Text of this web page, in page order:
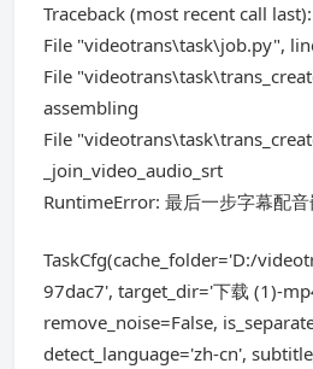
Traceback (most recent call last):
File "videotrans\task\job.py",
File
assembling
File
_join_video_audio_srt
RuntimeError: 最后一步字幕配
TaskCfg(cache_folder='D:/
97dac7', target_dir='下载 (1)-
remove_noise=False,
detect_language='zh-cn',